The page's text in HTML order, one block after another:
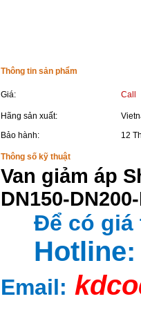
Thông tin sản phẩm
Giá: Call
Hãng sản xuất:
Bảo hành:
12
Thông số kỹ thuật
Van giảm áp
DN150-
Để có giá
Email: